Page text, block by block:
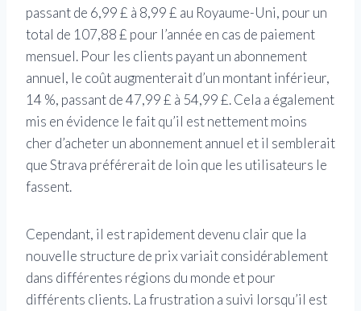
passant de 6,99 £ à 8,99 £ au Royaume-Uni, pour un
total de 107,88 £ pour l’année en cas de paiement
mensuel. Pour les clients payant un abonnement
annuel, le coût augmenterait d’un montant inférieur,
14 %, passant de 47,99 £ à 54,99 £. Cela a également
mis en évidence le fait qu’il est nettement moins
cher d’acheter un abonnement annuel et il semblerait
que Strava préférerait de loin que les utilisateurs le
fassent.
Cependant, il est rapidement devenu clair que la
nouvelle structure de prix variait considérablement
dans différentes régions du monde et pour
différents clients. La frustration a suivi lorsqu’il est